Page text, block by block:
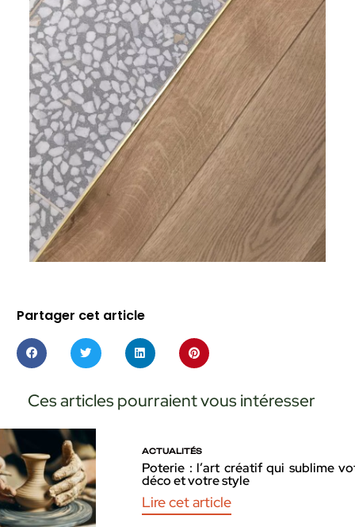
Partager cet article
Ces articles pourraient vous intéresser
ACTUALITÉS
Poterie : l’art créatif qui sublime
déco et votre style
Lire cet article